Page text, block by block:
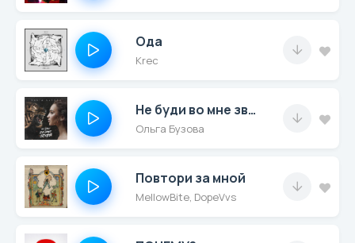
Ода
Krec
Не буди во мне зверя
Ольга Бузова
Повтори за мной
MellowBite, DopeVvs